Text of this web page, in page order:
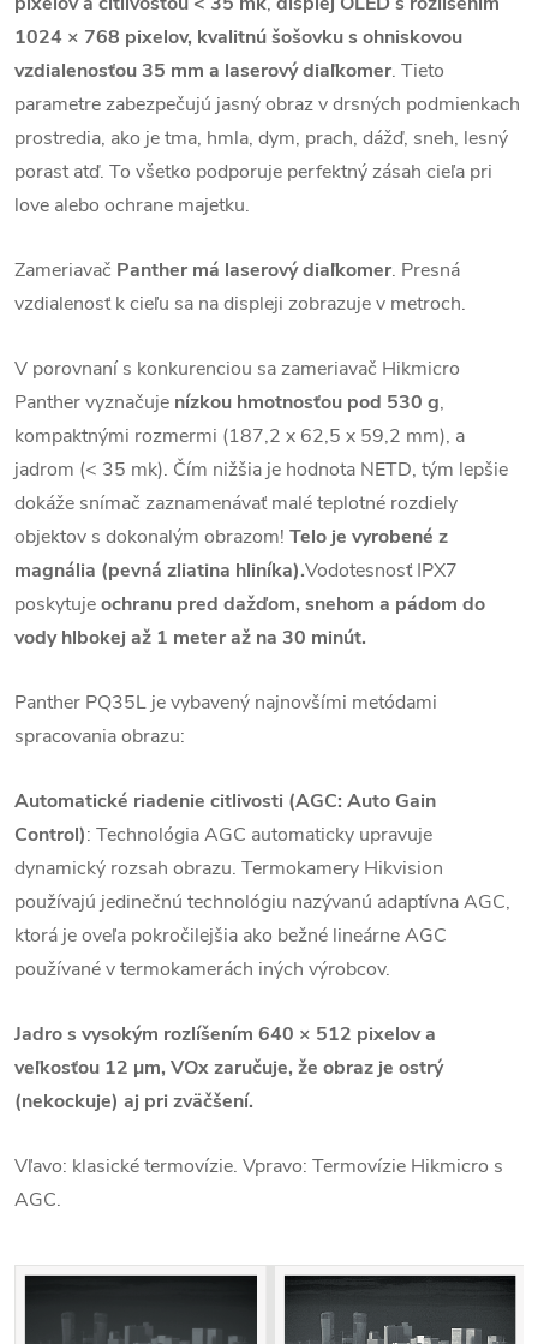
1024 × 768 pixelov, kvalitnú šošovku s ohniskovou
vzdialenosťou 35 mm a laserový diaľkomer. Tieto
parametre zabezpečujú jasný obraz v drsných podmienkach
prostredia, ako je tma, hmla, dym, prach, dážď, sneh, lesný
porast atď. To všetko podporuje perfektný zásah cieľa pri
love alebo ochrane majetku.
Zameriavač Panther má laserový diaľkomer. Presná
vzdialenosť k cieľu sa na displeji zobrazuje v metroch.
V porovnaní s konkurenciou sa zameriavač Hikmicro
Panther vyznačuje nízkou hmotnosťou pod 530 g,
kompaktnými rozmermi (187,2 x 62,5 x 59,2 mm), a
jadrom (< 35 mk). Čím nižšia je hodnota NETD, tým lepšie
dokáže snímač zaznamenávať malé teplotné rozdiely
objektov s dokonalým obrazom! Telo je vyrobené z
magnália (pevná zliatina hliníka).Vodotesnosť IPX7
poskytujeochranu pred dažďom, snehom a pádom do
vody hlbokej až 1 meter až na 30 minút.
Panther PQ35L je vybavený najnovšími metódami
spracovania obrazu:
Automatické riadenie citlivosti (AGC: Auto Gain
Control): Technológia AGC automaticky upravuje
dynamický rozsah obrazu. Termokamery Hikvision
používajú jedinečnú technológiu nazývanú adaptívna AGC,
ktorá je oveľa pokročilejšia ako bežné lineárne AGC
používané v termokamerách iných výrobcov.
Jadro s vysokým rozlíšením 640 × 512 pixelov a
veľkosťou 12 µm, VOx zaručuje, že obraz je ostrý
(nekockuje) aj pri zväčšení.
Vľavo: klasické termovízie. Vpravo: Termovízie Hikmicro s
AGC.